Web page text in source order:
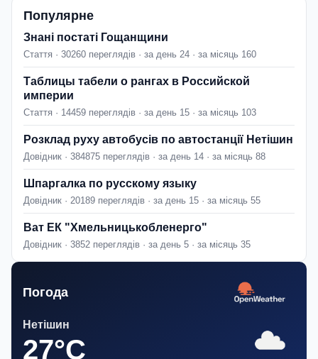
Популярне
Знані постаті Гощанщини
Стаття · 30260 переглядів · за день 24 · за місяць 160
Таблицы табели о рангах в Российской
империи
Стаття · 14459 переглядів · за день 15 · за місяць 103
Розклад руху автобусів по автостанції Нетішин
Довідник · 384875 переглядів · за день 14 · за місяць 88
Шпаргалка по русскому языку
Довідник · 20189 переглядів · за день 15 · за місяць 55
Ват ЕК "Хмельницькобленерго"
Довідник · 3852 переглядів · за день 5 · за місяць 35
Погода
Нетішин
27°C